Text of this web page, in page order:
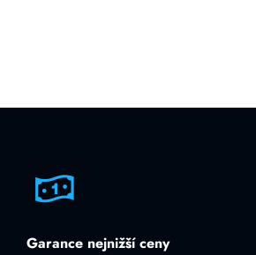
Garance nejnižší ceny